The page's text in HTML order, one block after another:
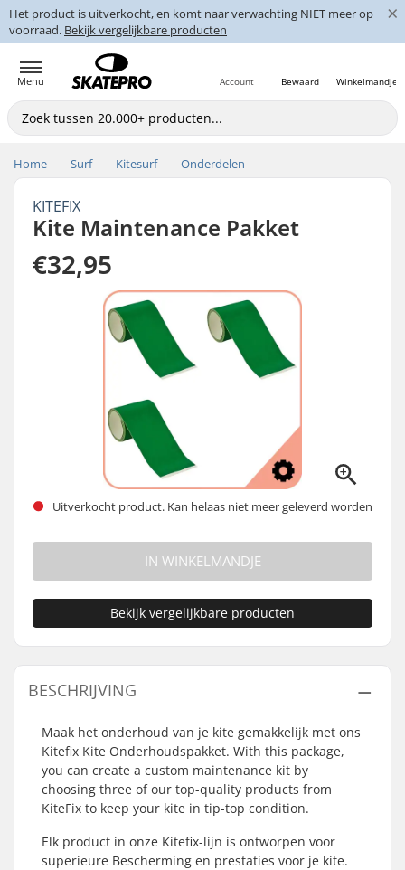
Het product is uitverkocht, en komt naar verwachting NIET meer op
voorraad. Bekijk vergelijkbare producten
×
Menu Winkelmandje
Bewaard
Account
Home Surf Kitesurf Onderdelen
KITEFIX
Kite Maintenance Pakket
€32,95
Uitverkocht product. Kan helaas niet meer geleverd worden
IN WINKELMANDJE
Bekijk vergelijkbare producten
BESCHRIJVING
Maak het onderhoud van je kite gemakkelijk met ons
Kitefix Kite Onderhoudspakket. With this package,
you can create a custom maintenance kit by
choosing three of our top-quality products from
KiteFix to keep your kite in tip-top condition.
Elk product in onze Kitefix-lijn is ontworpen voor
superieure Bescherming en prestaties voor je kite.